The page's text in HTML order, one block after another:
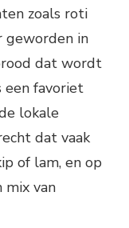
zoals roti
geworden in
dat wordt
een favoriet
lokale
dat vaak
of lam, en op
mix van